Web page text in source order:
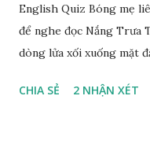
English Quiz Bóng mẹ
để nghe đọc Nắng Trưa
dòng lửa xối xuống mặt
CHIA SẺ 2 NHẬN XÉT